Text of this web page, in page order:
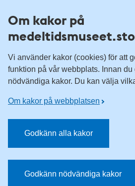
Om kakor på
Vi använder kakor (cookies) för att
funktion på vår webbplats. Innan du
nödvändiga kakor. Du kan välja
Om kakor på webbplatsen
Godkänn alla kakor
Godkänn nödvändiga kakor